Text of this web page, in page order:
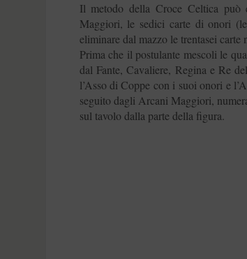
Il metodo della Croce Celtica può
Maggiori, le sedici carte di onori
eliminare dal mazzo le trentasei carte
Prima che il postulante mescoli le
dal Fante, Cavaliere, Regina e Re
l’Asso di Coppe con i suoi onori e
seguito dagli Arcani Maggiori,
sul tavolo dalla parte della figura.